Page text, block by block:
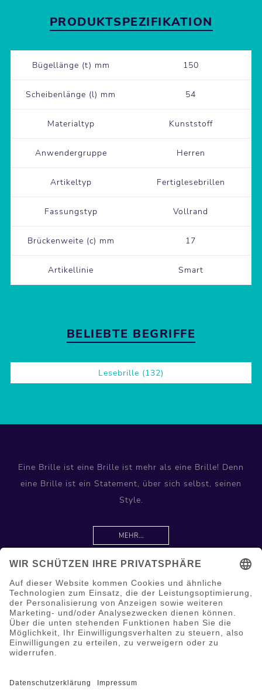
PRODUKTSPEZIFIKATION
Bügellänge (t) mm 150
Scheibenlänge (l) mm 54
Materialtyp Kunststoff
Anwendergruppe Herren
Artikeltyp Fertiglesebrillen
Fassungstyp Vollrand
Brückenweite (c) mm 17
Artikellinie Smart
BELIEBTE BEGRIFFE
Lesebrille (132)
Eine Brille ist eine Brille ist mehr als eine Brille! Denn
eine Brille ist ein Statement, über sich selbst, seinen
Style.
MEHR...
Information
Hilfe & Service